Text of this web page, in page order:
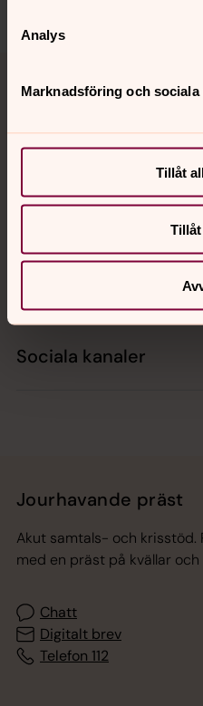
Analys
Marknadsföring och sociala
Tillåt
Kontakt
Sociala kanaler
Jourhavande präst
Akut samtals- och
med en präst på kvällar och
Chatt
Digitalt brev
Telefon 112